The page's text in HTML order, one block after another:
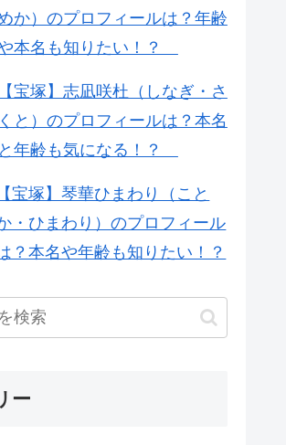
か）のプロフィールは？年齢
本名も知りたい！？
【宝塚】志凪咲杜（しなぎ・さ
くと）のプロフィールは？本名
と年齢も気になる！？
【宝塚】琴華ひまわり（こと
・ひまわり）のプロフィール
？本名や年齢も知りたい！？
ー